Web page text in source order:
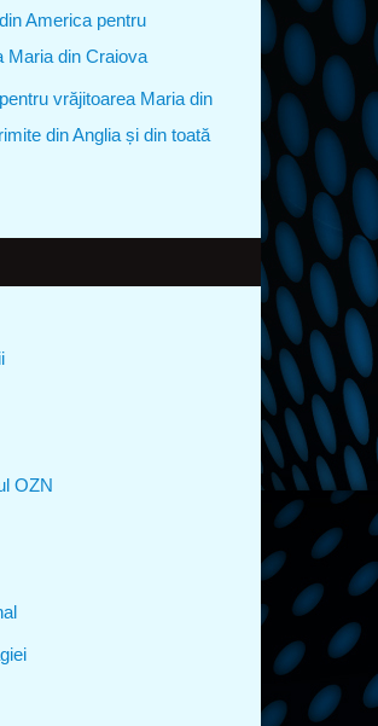
America pentru
Maria din Craiova
vrăjitoarea Maria din
din Anglia și din toată
OZN